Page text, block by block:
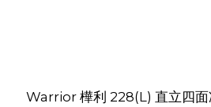
Warrior 樺利 228(L) 直立四面